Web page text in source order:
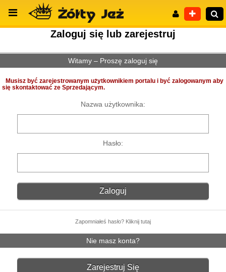
Wyszukiwanie zaawansowane
Zaloguj się lub zarejestruj
Witamy – Proszę zaloguj się
Musisz być zarejestrowanym użytkownikiem portalu i być zalogowanym aby
się skontaktować ze Sprzedającym.
Nazwa użytkownika:
Hasło:
Zapomniałeś hasło? Kliknij tutaj
Nie masz konta?
Zarejestruj Się